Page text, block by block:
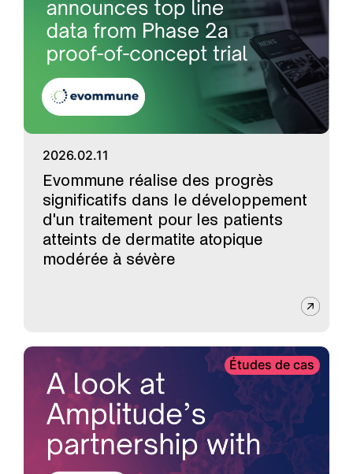
2026.02.11
Evommune réalise des progrès
significatifs dans le développement
d'un traitement pour les patients
atteints de dermatite atopique
modérée à sévère
Études de cas